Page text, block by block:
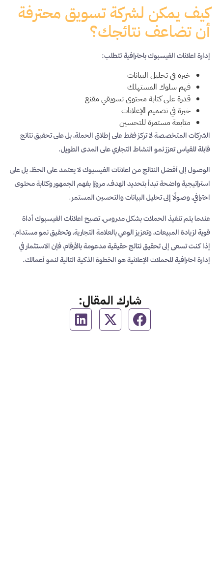
كيف يمكن لشركة تسويق محترفة
أن تضاعف نتائجك؟
إدارة اعلانات الفيسبوك باحترافية تتطلب:
خبرة في تحليل البيانات
فهم سلوك المستهلك
قدرة على كتابة محتوى تسويقي مقنع
خبرة في تصميم الإعلانات
متابعة مستمرة للتحسين
الشركات المتخصصة لا تركز فقط على إطلاق الحملة، بل على تحقيق نتائج
قابلة للقياس تعزز نمو النشاط التجاري على المدى الطويل.
الوصول إلى أفضل النتائج من اعلانات الفيسبوك لا يعتمد على الحظ، بل على
استراتيجية واضحة تبدأ بتحديد الهدف، مرورًا بفهم الجمهور وكتابة محتوى
احترافي، وصولًا إلى تحليل البيانات والتحسين المستمر.
عندما يتم تنفيذ الحملات بشكل مدروس، تصبح اعلانات الفيسبوك أداة
قوية لزيادة المبيعات، وتعزيز الوعي بالعلامة التجارية، وتحقيق نمو مستدام.
إذا كنت تسعى إلى تحقيق نتائج حقيقية مدعومة بالأرقام، فإن الاستثمار في
إدارة احترافية للحملات الإعلانية هو الخطوة الذكية التالية لنمو أعمالك.
شارك المقال: